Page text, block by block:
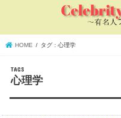
HOME タグ : 心理学
心理学